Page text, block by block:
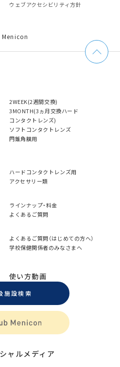
ウェブアクセシビリティ方針
2WEEK(2週間交換)
3MONTH(3ヵ月交換ハード
コンタクトレンズ)
ソフトコンタクトレンズ
円錐角膜用
ハードコンタクトレンズ用
アクセサリー類
ラインナップ・料金
よくあるご質問
よくあるご質問（はじめての方へ）
学校保健関係者のみなさまへ
使い方動画
施設検索
ャルメディア